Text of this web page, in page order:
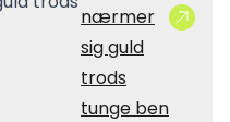
nærmer
sig guld
trods
tunge ben